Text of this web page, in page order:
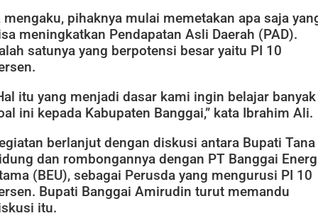
mengaku, pihaknya mulai memetakan apa saja
meningkatkan Pendapatan Asli Daerah (PAD).
satunya yang berpotensi besar yaitu PI 10
itu yang menjadi dasar kami ingin belajar banyak
ini kepada Kabupaten Banggai,” kata Ibrahim Ali.
berlanjut dengan diskusi antara Bupati Tana
dan rombongannya dengan PT Banggai
(BEU), sebagai Perusda yang mengurusi PI 10
Bupati Banggai Amirudin turut memandu
itu.